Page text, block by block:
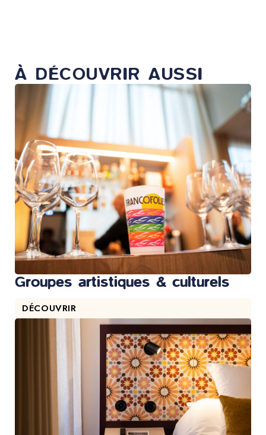
À DÉCOUVRIR AUSSI
Groupes artistiques & culturels
DÉCOUVRIR